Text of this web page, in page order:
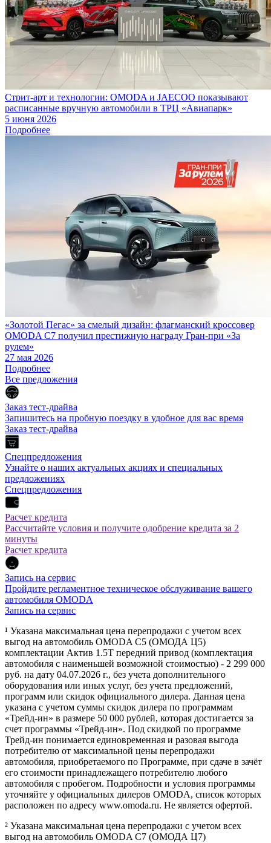
Стрит-арт и технологии: OMODA и JAECOO показывают
расписанные вручную автомобили в ТРЦ «Авиапарк»
5 июня 2026
Подробнее
«Золотой Пегас» за смелый дизайн: флагманский кроссовер
OMODA C7 получил престижную награду Гран-при «За
рулем»
27 мая 2026
Подробнее
Все предложения
Заказ тест-драйва
Запишитесь на пробную поездку в удобное для вас время
Заказ тест-драйва
Спецпредложения
Узнайте о наших актуальных акциях и специальных
предложениях
Спецпредложения
Расчет кредита
Рассчитайте условия и получите одобрение кредита за 2
минуты
Расчет кредита
Запись на сервис
Пройдите регламентное техническое обслуживание вашего
автомобиля OMODA
Запись на сервис
¹ Указана максимальная цена перепродажи с учетом всех
выгод на автомобиль OMODA C5 (ОМОДА Ц5)
комплектации Актив 1.5Т передний привод (комплектация
автомобиля с наименьшей возможной стоимостью) - 2 299 000
руб. на дату 04.07.2026 г., без учета дополнительного
оборудования или иных услуг, без учета предложений,
программ или скидок официального дилера. Данная цена
указана с учетом суммы скидок дилера по программам
«Трейд-ин» в размере 50 000 рублей, которая достигается за
счет программы «Трейд-ин». Под скидкой по программе
Трейд-ин понимается единовременная и разовая выгода
потребителю от максимальной цены перепродажи
автомобиля, приобретаемого по Программе, при сдаче в зачёт
его стоимости принадлежащего потребителю любого
автомобиля с пробегом. Подробности и условия программы
уточняйте у официальных дилеров OMODA, список которых
расположен по адресу www.omoda.ru. Не является офертой.
² Указана максимальная цена перепродажи с учетом всех
выгод на автомобиль OMODA C7 (ОМОДА Ц7)